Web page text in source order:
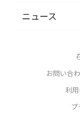
ニュース
お問い合
利